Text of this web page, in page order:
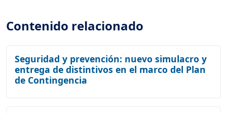
Contenido relacionado
Seguridad y prevención: nuevo simulacro y
entrega de distintivos en el marco del Plan
de Contingencia